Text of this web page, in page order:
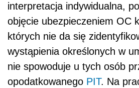
interpretacja indywidualna,
objęcie ubezpieczeniem OC
których nie da się
wystąpienia określonych w
nie spowoduje u tych osób
opodatkowanego PIT. Na